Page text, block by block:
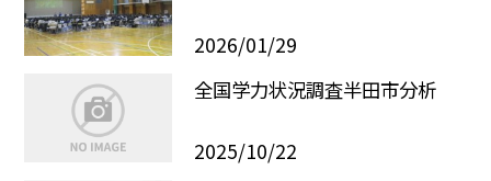
2026/01/29
全国学力状況調査半田市分析
2025/10/22